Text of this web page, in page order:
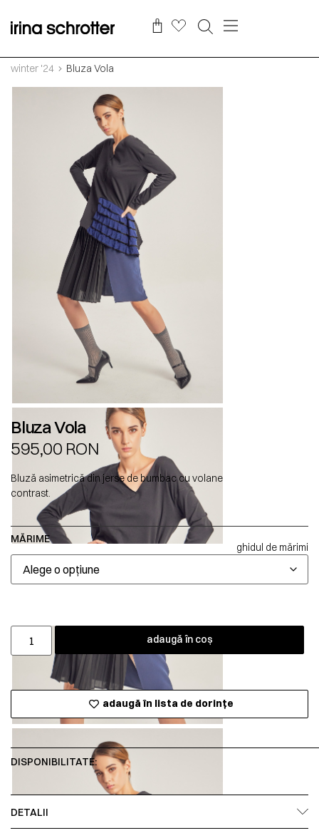
winter '24 Bluza Vola
Bluza Vola
595,00 RON
Bluză asimetrică din jerse de bumbac cu volane
contrast.
MĂRIME
ghidul de mărimi
adaugă în coș
adaugă în lista de dorințe
DISPONIBILITATE:
DETALII